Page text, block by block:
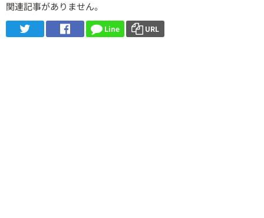
関連記事がありません。
Line URL